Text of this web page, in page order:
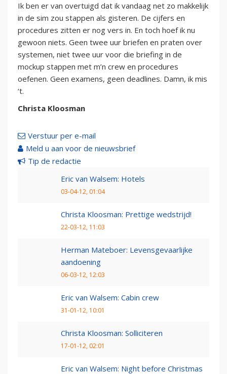
Ik ben er van overtuigd dat ik vandaag net zo makkelijk
in de sim zou stappen als gisteren. De cijfers en
procedures zitten er nog vers in. En toch hoef ik nu
gewoon niets. Geen twee uur briefen en praten over
systemen, niet twee uur voor die briefing in de
mockup stappen met m’n crew en procedures
oefenen. Geen examens, geen deadlines. Damn, ik mis
‘t.
Christa Kloosman
Verstuur per e-mail
Meld u aan voor de nieuwsbrief
Tip de redactie
Eric van Walsem: Hotels
03-04-12, 01:04
Christa Kloosman: Prettige wedstrijd!
22-03-12, 11:03
Herman Mateboer: Levensgevaarlijke
aandoening
06-03-12, 12:03
Eric van Walsem: Cabin crew
31-01-12, 10:01
Christa Kloosman: Solliciteren
17-01-12, 02:01
Eric van Walsem: Night before Christmas